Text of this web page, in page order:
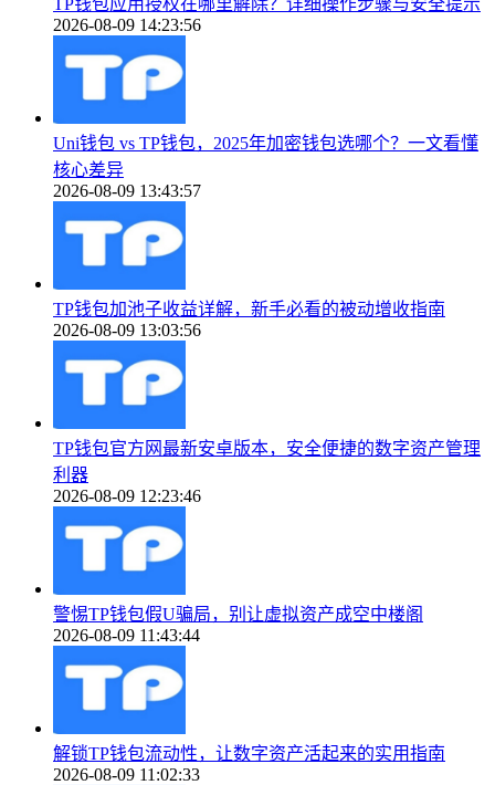
2026-08-09 14:23:56
Uni钱包 vs TP钱包，2025年加密钱包选哪个？一文看懂
核心差异
2026-08-09 13:43:57
TP钱包加池子收益详解，新手必看的被动增收指南
2026-08-09 13:03:56
TP钱包官方网最新安卓版本，安全便捷的数字资产管理
利器
2026-08-09 12:23:46
警惕TP钱包假U骗局，别让虚拟资产成空中楼阁
2026-08-09 11:43:44
解锁TP钱包流动性，让数字资产活起来的实用指南
2026-08-09 11:02:33